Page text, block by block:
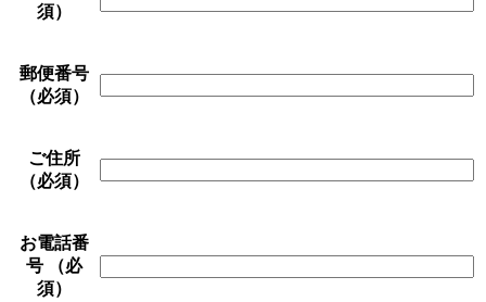
須）
郵便番号
（必須）
ご住所
（必須）
お電話番
号
（必
須）